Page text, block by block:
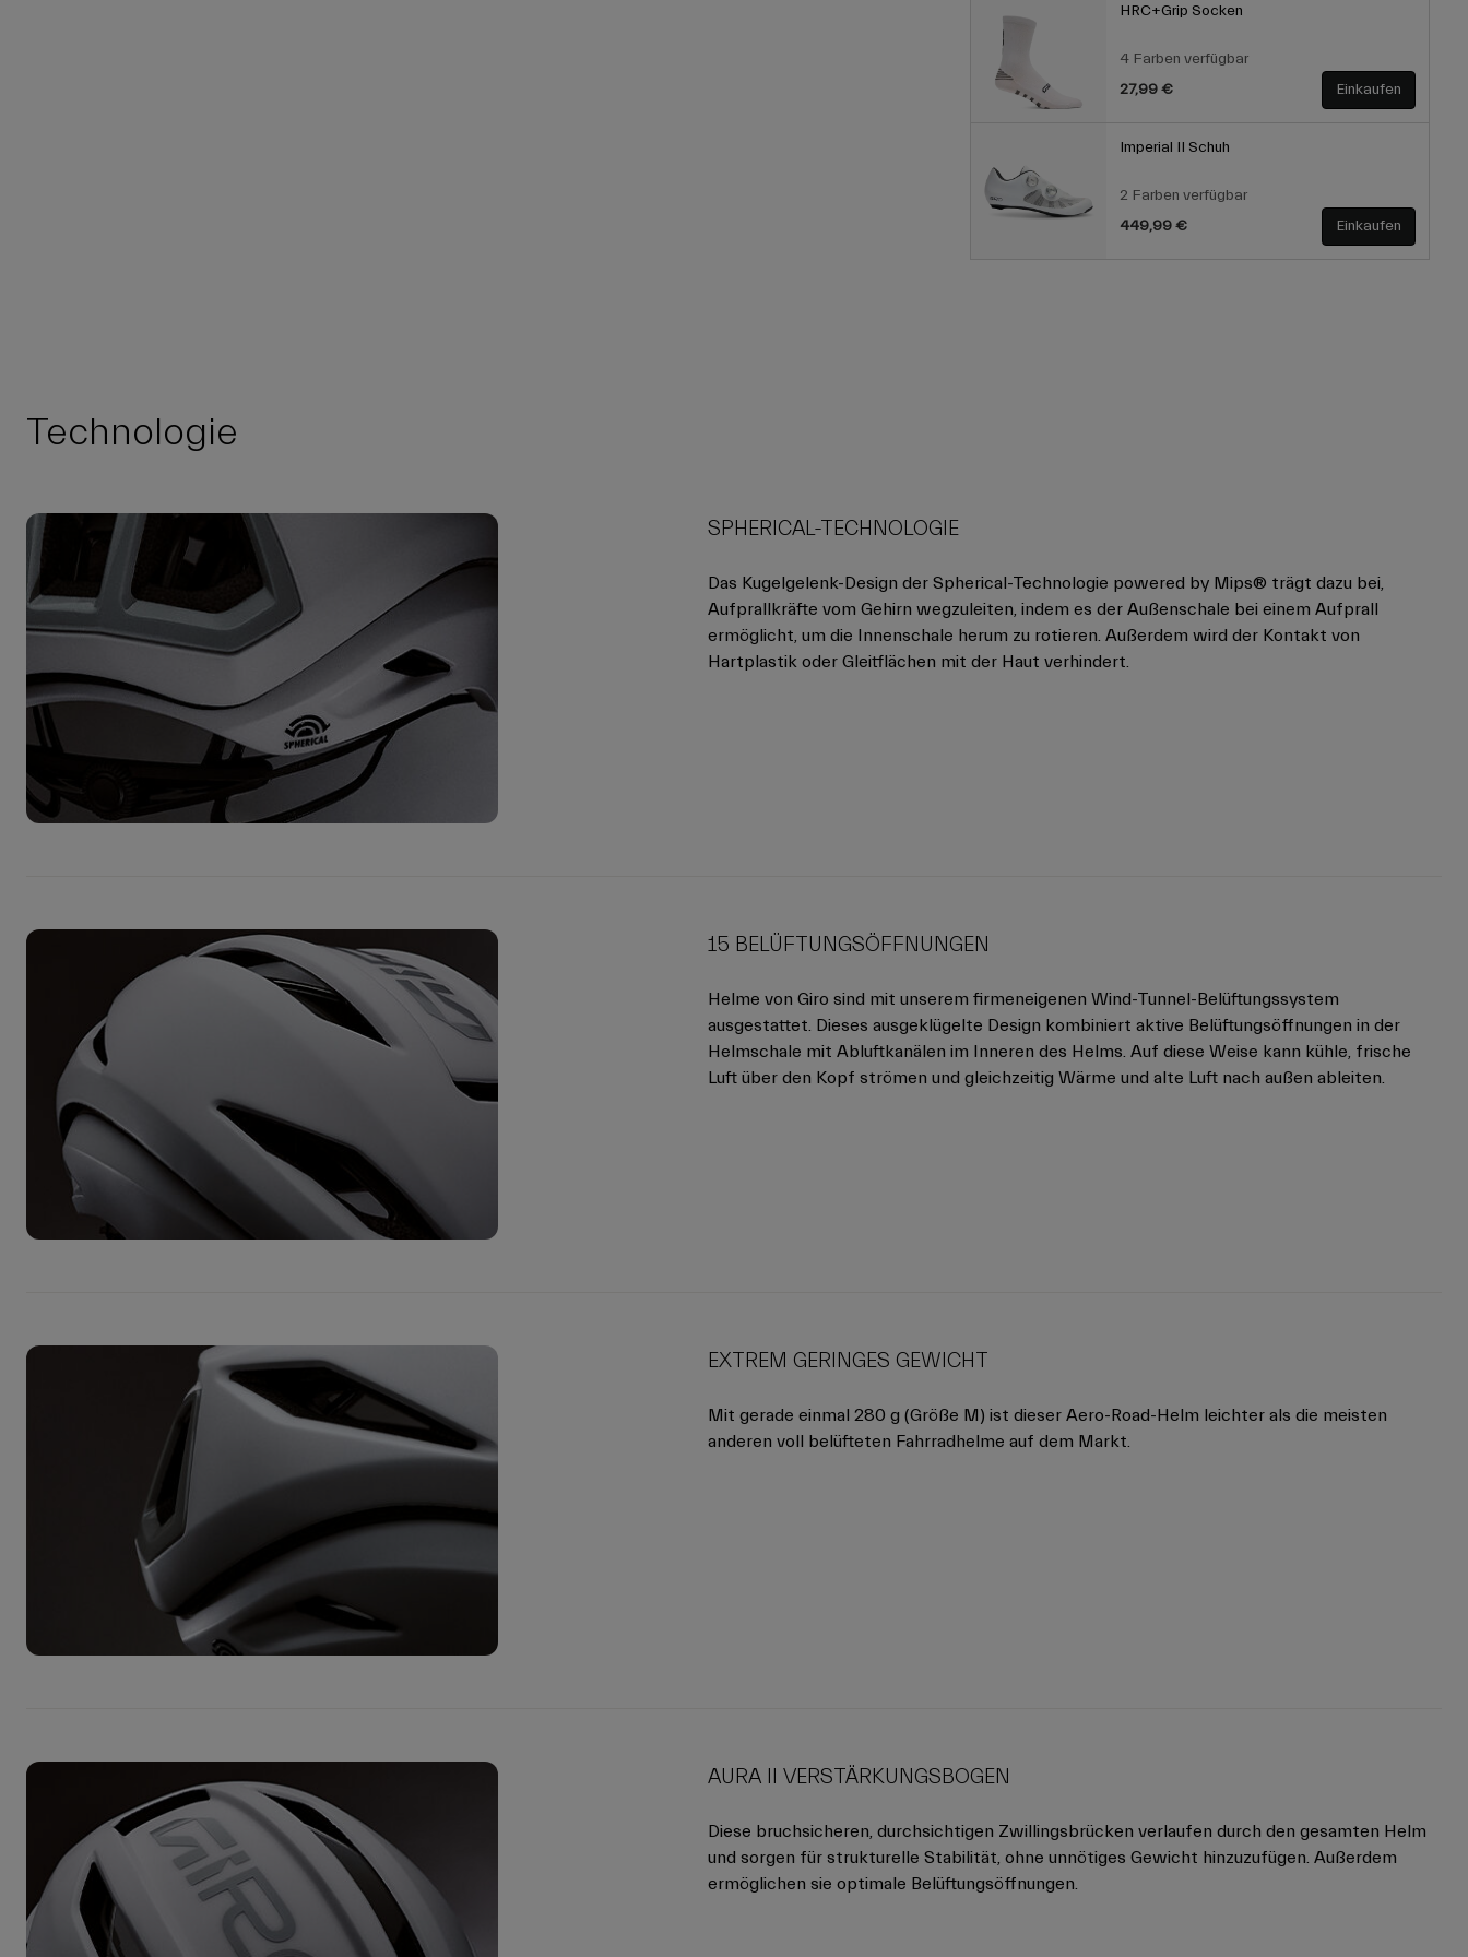
HRC+Grip Socken
4 Farben verfügbar
27,99 €
Einkaufen
Imperial II Schuh
2 Farben verfügbar
449,99 €
Einkaufen
Technologie
SPHERICAL-TECHNOLOGIE
Das Kugelgelenk-Design der Spherical-Technologie powered by Mips® trägt dazu bei,
Aufprallkräfte vom Gehirn wegzuleiten, indem es der Außenschale bei einem Aufprall
ermöglicht, um die Innenschale herum zu rotieren. Außerdem wird der Kontakt von
Hartplastik oder Gleitflächen mit der Haut verhindert.
15 BELÜFTUNGSÖFFNUNGEN
Helme von Giro sind mit unserem firmeneigenen Wind-Tunnel-Belüftungssystem
ausgestattet. Dieses ausgeklügelte Design kombiniert aktive Belüftungsöffnungen in der
Helmschale mit Abluftkanälen im Inneren des Helms. Auf diese Weise kann kühle, frische
Luft über den Kopf strömen und gleichzeitig Wärme und alte Luft nach außen ableiten.
EXTREM GERINGES GEWICHT
Mit gerade einmal 280 g (Größe M) ist dieser Aero-Road-Helm leichter als die meisten
anderen voll belüfteten Fahrradhelme auf dem Markt.
AURA II VERSTÄRKUNGSBOGEN
Diese bruchsicheren, durchsichtigen Zwillingsbrücken verlaufen durch den gesamten Helm
und sorgen für strukturelle Stabilität, ohne unnötiges Gewicht hinzuzufügen. Außerdem
ermöglichen sie optimale Belüftungsöffnungen.